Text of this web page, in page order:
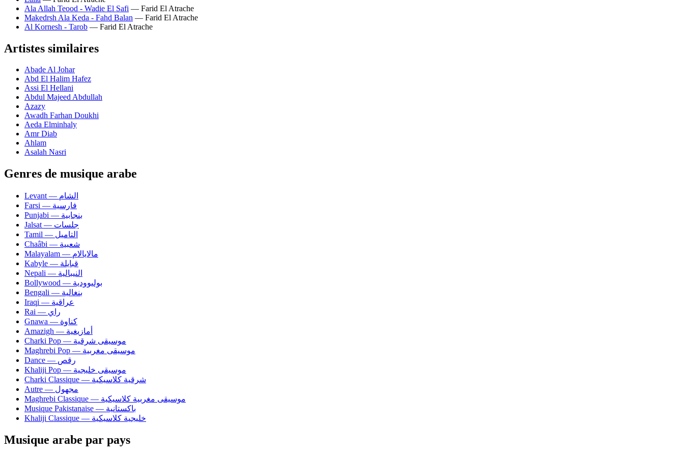
Ala Allah Teood - Wadie El Safi — Farid El Atrache
Makedrsh Ala Keda - Fahd Balan — Farid El Atrache
Al Kornesh - Tarob — Farid El Atrache
Artistes similaires
Abade Al Johar
Abd El Halim Hafez
Assi El Hellani
Abdul Majeed Abdullah
Azazy
Awadh Farhan Doukhi
Aeda Elminhaly
Amr Diab
Ahlam
Asalah Nasri
Genres de musique arabe
Levant — الشام
Farsi — فارسية
Punjabi — بنجابية
Jalsat — جلسات
Tamil — التاميل
Chaâbi — شعبية
Malayalam — مالايالام
Kabyle — قبايلة
Nepali — النيبالية
Bollywood — بوليوودية
Bengali — بنغالية
Iraqi — عراقية
Rai — راي
Gnawa — كناوة
Amazigh — أمازيغية
Charki Pop — موسيقى شرقية
Maghrebi Pop — موسيقى مغربية
Dance — رقص
Khaliji Pop — موسيقى خليجية
Charki Classique — شرقية كلاسيكية
Autre — مجهول
Maghrebi Classique — موسيقى مغربية كلاسيكية
Musique Pakistanaise — باكستانية
Khaliji Classique — خليجية كلاسيكية
Musique arabe par pays